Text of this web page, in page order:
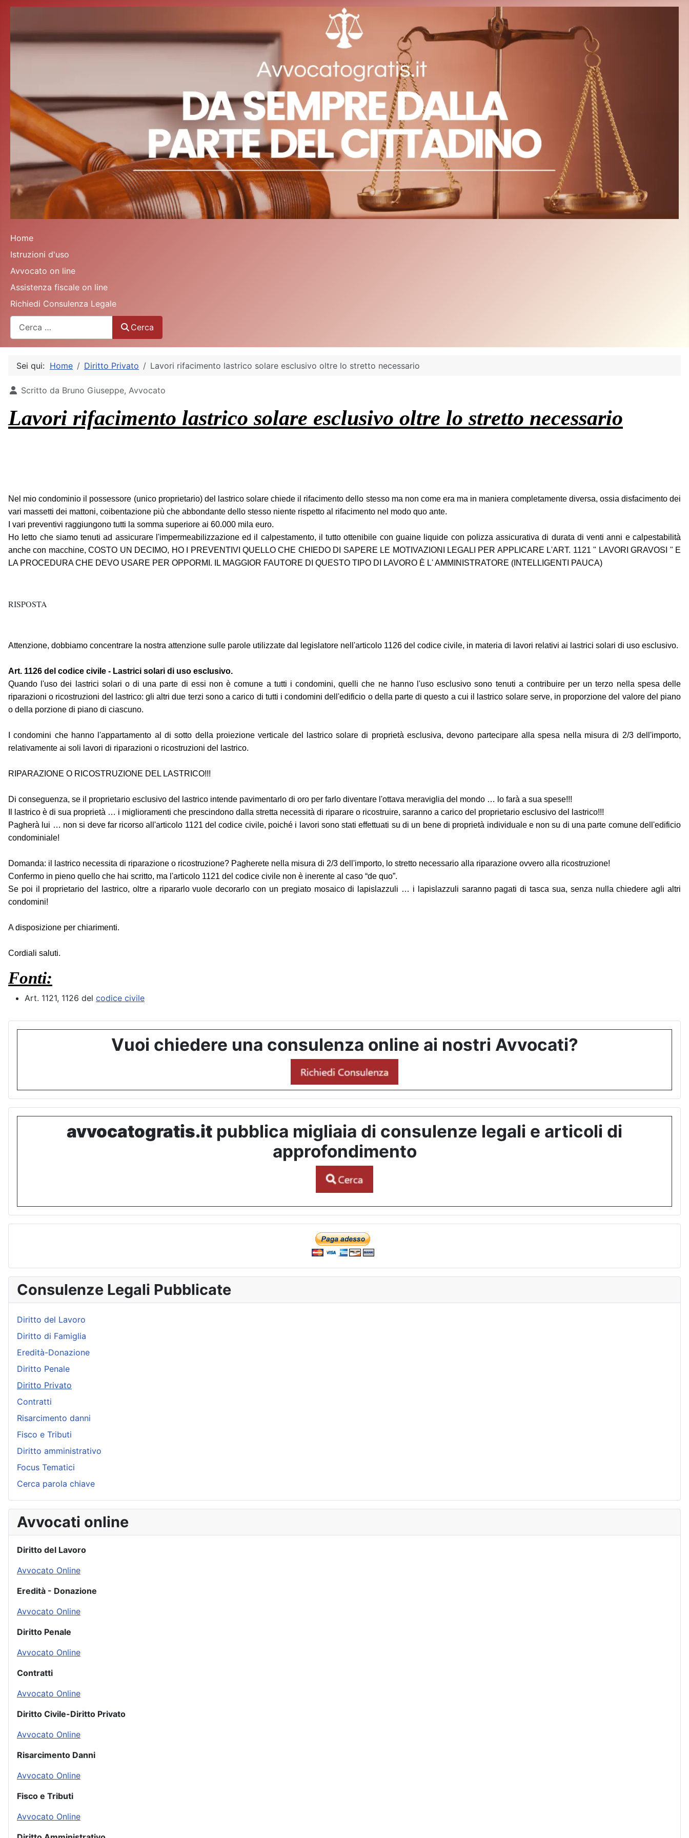
Home
Istruzioni d'uso
Avvocato on line
Assistenza fiscale on line
Richiedi Consulenza Legale
Cerca
Sei qui: Home Diritto Privato Lavori rifacimento lastrico solare esclusivo oltre lo stretto necessario
Dettagli
Scritto da Bruno Giuseppe, Avvocato
Lavori rifacimento lastrico solare esclusivo oltre lo stretto necessario
Nel mio condominio il possessore (unico proprietario) del lastrico solare chiede il rifacimento dello stesso ma non come era ma in maniera completamente diversa, ossia disfacimento dei
vari massetti dei mattoni, coibentazione più che abbondante dello stesso niente rispetto al rifacimento nel modo quo ante.
I vari preventivi raggiungono tutti la somma superiore ai 60.000 mila euro.
Ho letto che siamo tenuti ad assicurare l'impermeabilizzazione ed il calpestamento, il tutto ottenibile con guaine liquide con polizza assicurativa di durata di venti anni e calpestabilità
anche con macchine, COSTO UN DECIMO, HO I PREVENTIVI QUELLO CHE CHIEDO DI SAPERE LE MOTIVAZIONI LEGALI PER APPLICARE L'ART. 1121 " LAVORI GRAVOSI " E
LA PROCEDURA CHE DEVO USARE PER OPPORMI. IL MAGGIOR FAUTORE DI QUESTO TIPO DI LAVORO È L' AMMINISTRATORE (INTELLIGENTI PAUCA)
RISPOSTA
Attenzione, dobbiamo concentrare la nostra attenzione sulle parole utilizzate dal legislatore nell'articolo 1126 del codice civile, in materia di lavori relativi ai lastrici solari di uso esclusivo.
Art. 1126 del codice civile - Lastrici solari di uso esclusivo.
Quando l'uso dei lastrici solari o di una parte di essi non è comune a tutti i condomini, quelli che ne hanno l'uso esclusivo sono tenuti a contribuire per un terzo nella spesa delle
riparazioni o ricostruzioni del lastrico: gli altri due terzi sono a carico di tutti i condomini dell'edificio o della parte di questo a cui il lastrico solare serve, in proporzione del valore del piano
o della porzione di piano di ciascuno.
I condomini che hanno l'appartamento al di sotto della proiezione verticale del lastrico solare di proprietà esclusiva, devono partecipare alla spesa nella misura di 2/3 dell'importo,
relativamente ai soli lavori di riparazioni o ricostruzioni del lastrico.
RIPARAZIONE O RICOSTRUZIONE DEL LASTRICO!!!
Di conseguenza, se il proprietario esclusivo del lastrico intende pavimentarlo di oro per farlo diventare l'ottava meraviglia del mondo … lo farà a sua spese!!!
Il lastrico è di sua proprietà … i miglioramenti che prescindono dalla stretta necessità di riparare o ricostruire, saranno a carico del proprietario esclusivo del lastrico!!!
Pagherà lui … non si deve far ricorso all'articolo 1121 del codice civile, poiché i lavori sono stati effettuati su di un bene di proprietà individuale e non su di una parte comune dell'edificio
condominiale!
Domanda: il lastrico necessita di riparazione o ricostruzione? Pagherete nella misura di 2/3 dell'importo, lo stretto necessario alla riparazione ovvero alla ricostruzione!
Confermo in pieno quello che hai scritto, ma l'articolo 1121 del codice civile non è inerente al caso “de quo”.
Se poi il proprietario del lastrico, oltre a ripararlo vuole decorarlo con un pregiato mosaico di lapislazzuli … i lapislazzuli saranno pagati di tasca sua, senza nulla chiedere agli altri
condomini!
A disposizione per chiarimenti.
Cordiali saluti.
Fonti:
Art. 1121, 1126 del codice civile
Vuoi chiedere una consulenza online ai nostri Avvocati?
avvocatogratis.it pubblica migliaia di consulenze legali e articoli di
approfondimento
Consulenze Legali Pubblicate
Diritto del Lavoro
Diritto di Famiglia
Eredità-Donazione
Diritto Penale
Diritto Privato
Contratti
Risarcimento danni
Fisco e Tributi
Diritto amministrativo
Focus Tematici
Cerca parola chiave
Avvocati online
Diritto del Lavoro
Avvocato Online
Eredità - Donazione
Avvocato Online
Diritto Penale
Avvocato Online
Contratti
Avvocato Online
Diritto Civile-Diritto Privato
Avvocato Online
Risarcimento Danni
Avvocato Online
Fisco e Tributi
Avvocato Online